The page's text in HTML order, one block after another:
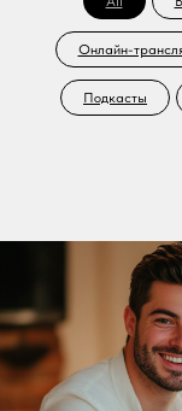
Онлайн-
Подкасты